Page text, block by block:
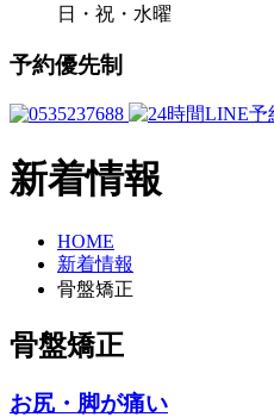
日・祝・水曜
予約優先制
新着情報
HOME
新着情報
骨盤矯正
骨盤矯正
お尻・脚が痛い